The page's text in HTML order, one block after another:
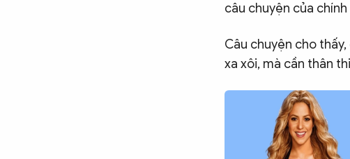
câu chuyện của
Câu chuyện cho
xa xôi, mà cần thân